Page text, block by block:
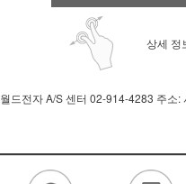
상세 정
월드전자 A/S 센터 02-914-4283 주소